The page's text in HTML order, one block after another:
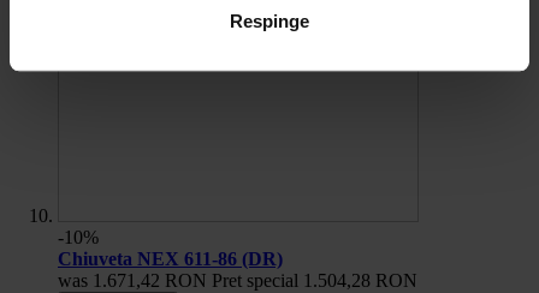
Respinge
-10%
Chiuveta NEX 611-86 (DR)
was 1.671,42 RON Pret special 1.504,28 RON